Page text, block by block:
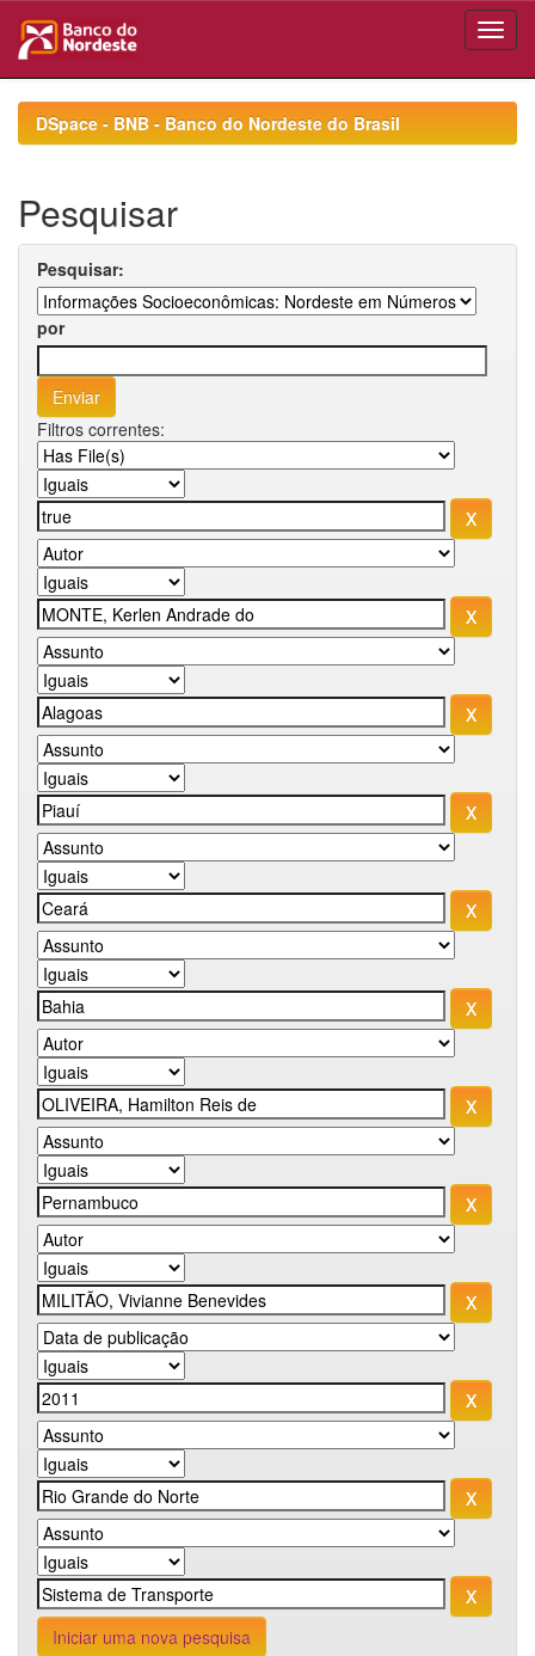
navigationDSpace - BNB - Banco do Nordeste do Brasil
Pesquisar
Pesquisar:
por
Filtros correntes:
Iniciar uma nova pesquisa